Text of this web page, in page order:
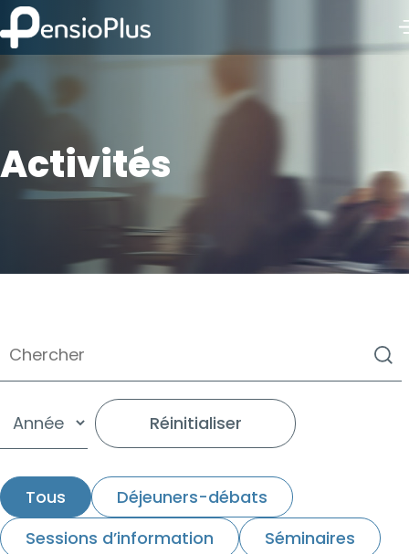
Activités
Réinitialiser
Tous
Déjeuners-débats
Sessions d’information
Séminaires